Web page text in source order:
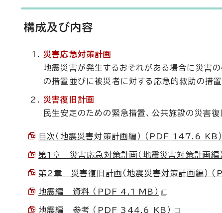
構成及び内容
災害応急対策計画
地震災害が発生するおそれがある場合に災害
の措置並びに被災者に対する応急的救助の措
災害復旧計画
民生安定のための緊急措置、公共施設の災害
目次（地震災害対策計画編） （PDF 147.6 KB）
第1章 災害応急対策計画（地震災害対策計画編
第2章 災害復旧計画（地震災害対策計画編）
地震編 資料 （PDF 4.1 MB）
地震編 参考 （PDF 344.6 KB）